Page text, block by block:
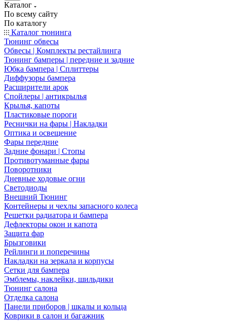
Каталог
По всему сайту
По каталогу
Каталог тюнинга
Тюнинг обвесы
Обвесы | Комплекты рестайлинга
Тюнинг бамперы | передние и задние
Юбка бампера | Сплиттеры
Диффузоры бампера
Расширители арок
Спойлеры | антикрылья
Крылья, капоты
Пластиковые пороги
Реснички на фары | Накладки
Оптика и освещение
Фары передние
Задние фонари | Стопы
Противотуманные фары
Поворотники
Дневные ходовые огни
Светодиоды
Внешний Тюнинг
Контейнеры и чехлы запасного колеса
Решетки радиатора и бампера
Дефлекторы окон и капота
Защита фар
Брызговики
Рейлинги и поперечины
Накладки на зеркала и корпусы
Сетки для бампера
Эмблемы, наклейки, шильдики
Тюнинг салона
Отделка салона
Панели приборов | шкалы и кольца
Коврики в салон и багажник